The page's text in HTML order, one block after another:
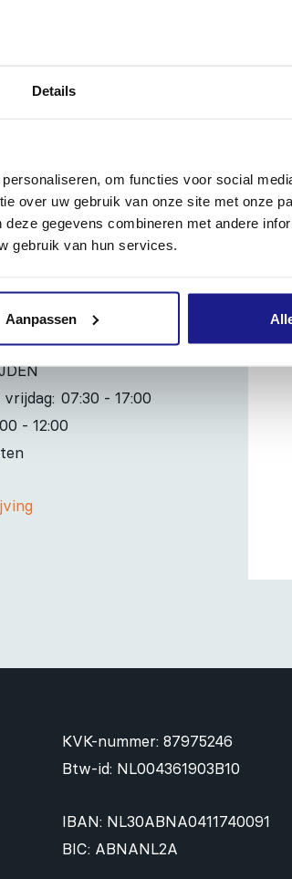
Details
om functies voor social
over uw gebruik van onze site met onze
gegevens combineren met andere
gebruik van hun services.
Aanpassen
- 695 mm lang. >Voor BT 360 - 700 mm
door
07:30 - 17:00
- 12:00
KVK-nummer: 87975246
Btw-id: NL004361903B10
IBAN: NL30ABNA0411740091
BIC: ABNANL2A